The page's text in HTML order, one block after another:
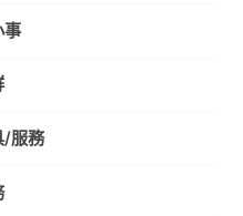
事
/服務